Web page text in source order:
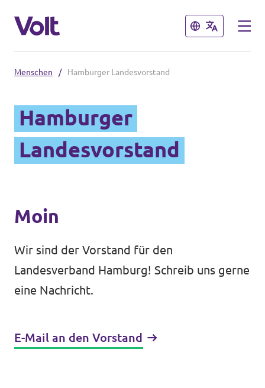
Schließen
Website
Volt in deinem Bundesland
Schließen
Programm
Menschen
Neuigkeiten
Unsere Events
Wahlprogramm Bürgerschaftswahl
Menschen / Hamburger Landesvorstand
Hamburger
Landesvorstand
Moin
Wir sind der Vorstand für den
Landesverband Hamburg! Schreib uns gerne
eine Nachricht.
E-Mail an den Vorstand